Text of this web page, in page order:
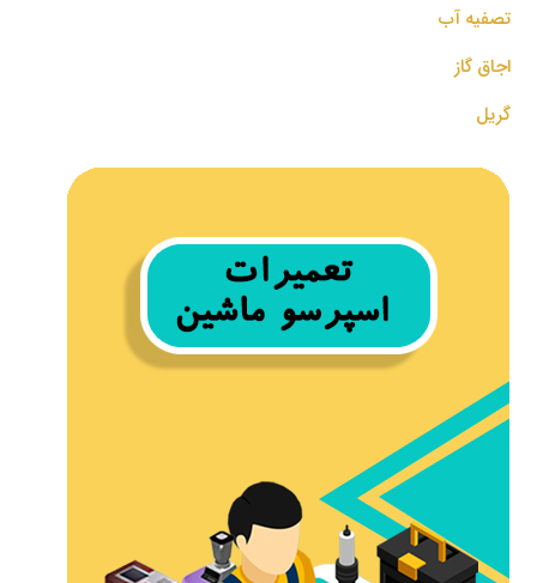
تصفیه آب
اجاق گاز
گریل